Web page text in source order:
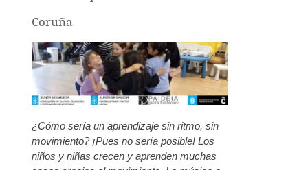
Coruña
¿Cómo sería un aprendizaje sin ritmo, sin
movimiento? ¡Pues no sería posible! Los
niños y niñas crecen y aprenden muchas